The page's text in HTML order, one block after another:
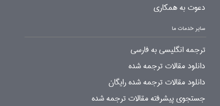
دعوت به همکاری
سایر خدمات ما
ترجمه انگلیسی به فارسی
دانلود مقالات ترجمه شده
دانلود مقالات ترجمه شده رایگان
جستجوی پیشرفته مقالات ترجمه شده